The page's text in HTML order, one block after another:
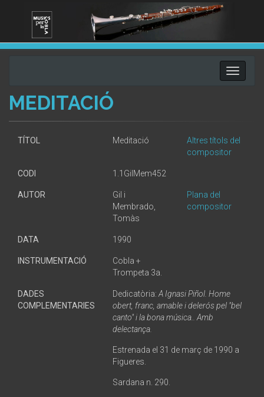
Toggle
MEDITACIÓ
TÍTOL Meditació
Altres títols del
compositor
CODI 1.1GilMem452
AUTOR
Gil i
Membrado,
Tomàs
Plana del
compositor
DATA 1990
INSTRUMENTACIÓ
Cobla +
Trompeta 3a.
DADES
COMPLEMENTARIES
Dedicatòria: A Ignasi Piñol. Home
obert, franc, amable i delerós pel "bel
canto" i la bona música.. Amb
delectança.
Estrenada el 31 de març de 1990 a
Figueres.
Sardana n. 290.